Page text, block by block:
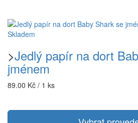
Skladem
>Jedlý papír na dort
jménem
89.00 Kč / 1 ks